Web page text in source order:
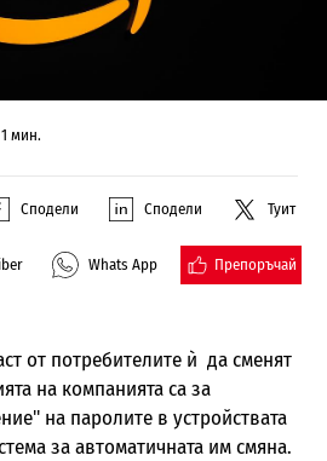
мин.
Сподели Сподели Туит
Whats App Препоръчай
от потребителите ѝ да сменят
на компанията са за
на паролите в устройствата
за автоматичната им смяна.